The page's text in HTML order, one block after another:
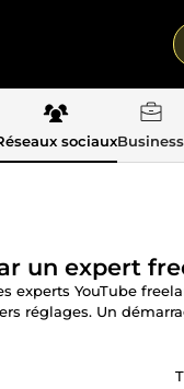
sociauxBusiness
un expert
experts YouTube
réglages. Un